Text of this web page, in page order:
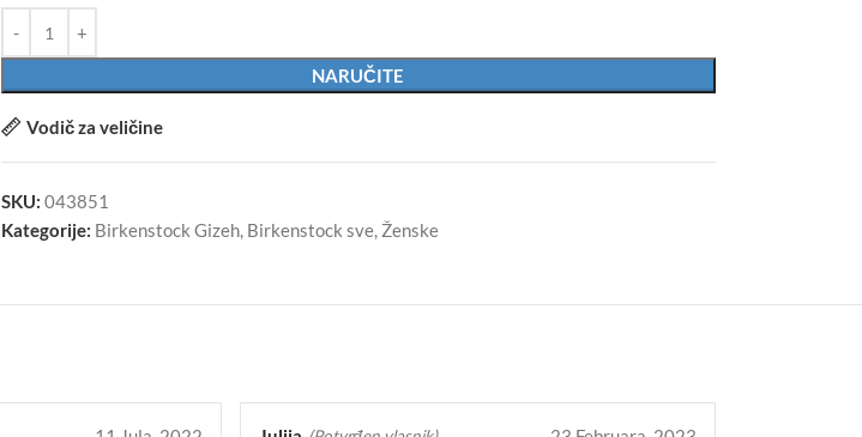
NARUČITE
Vodič za veličine
SKU: 043851
Kategorije: Birkenstock Gizeh, Birkenstock sve, Ženske